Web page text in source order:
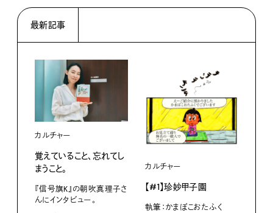
最新記事
カルチャー
覚えていること、忘れてし
まうこと。
『信号旗K』の朝吹真理子さ
んにインタビュー。
カルチャー
【#1】珍妙甲子園
執筆：かまぼこおたふく